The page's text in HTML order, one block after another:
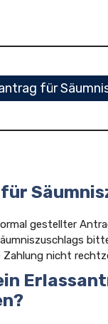
für
gestellter
Zahlung nicht